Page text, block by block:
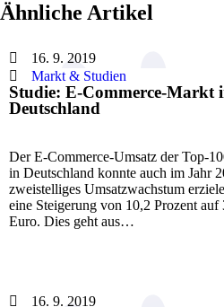
Ähnliche Artikel
16. 9. 2019
Markt & Studien
Studie: E-Commerce-Markt
Deutschland
Der E-Commerce-Umsatz der Top-
in Deutschland konnte auch im Jahr
zweistelliges Umsatzwachstum
eine Steigerung von 10,2 Prozent
Euro. Dies geht aus…
16. 9. 2019